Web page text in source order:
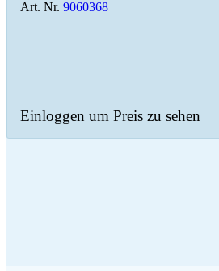
Art. Nr. 9060368
Einloggen um Preis zu sehen